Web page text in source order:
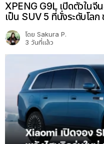
XPENG G9L เปิดตัวในจี
เป็น SUV 5 ที่นั่งระดับโล
โดย Sakura P.
3 วันที่แล้ว